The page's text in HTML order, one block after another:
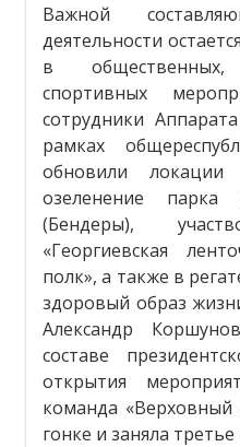
Важной
деятельности
в общественных,
спортивных
сотрудники
рамках
обновили
озеленение парка
(Бендеры),
«Георгиевская
полк», а также в
здоровый образ
Александр
составе
открытия
команда «Верховный
гонке и заняла